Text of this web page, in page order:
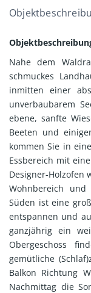
Nahe dem
schmuckes
inmitten einer
unverbaubarem
ebene, sanfte
Beeten und
kommen Sie in
Essbereich mit
Designer-Holzofen
Wohnbereich
Süden ist eine
entspannen und
ganzjährig ein
Obergeschoss
gemütliche
Balkon Richtung
Nachmittag die